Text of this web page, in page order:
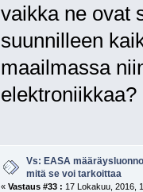
vaikka ne ovat
suunnilleen
maailmassa
elektroniikkaa?
Vs: EASA
mitä se voi tarkoittaa
« Vastaus #33 : 17 Lokakuu, 2016,